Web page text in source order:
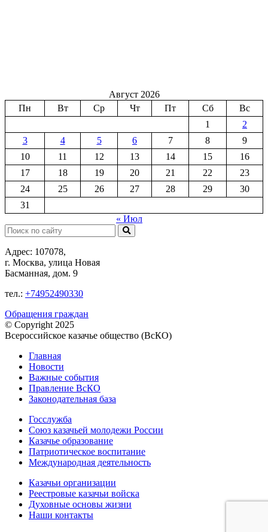
Август 2026
Пн
Вт Ср Чт Пт Сб
Вс
1
2
3
4 5 6 7 8
9
10
11 12 13 14 15
16
17
18 19 20 21 22
23
24
25 26 27 28 29
30
31
« Июл
Поиск:
Адрес: 107078,
г. Москва, улица Новая
Басманная, дом. 9
тел.: +74952490330
Обращения граждан
© Copyright 2025
Всероссийское казачье общество (ВсКО)
Главная
Новости
Важные события
Правление ВсКО
Законодательная база
Госслужба
Союз казачьей молодежи России
Казачье образование
Патриотическое воспитание
Международная деятельность
Казачьи организации
Реестровые казачьи войска
Духовные основы жизни
Наши контакты